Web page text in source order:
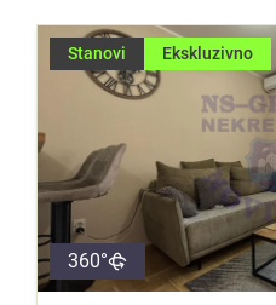
Stanovi Ekskluzivno
360°